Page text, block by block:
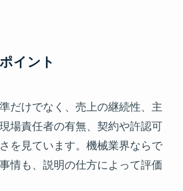
イント
だけでなく、売上の継続性、主
場責任者の有無、契約や許認可
を見ています。機械業界ならで
情も、説明の仕方によって評価